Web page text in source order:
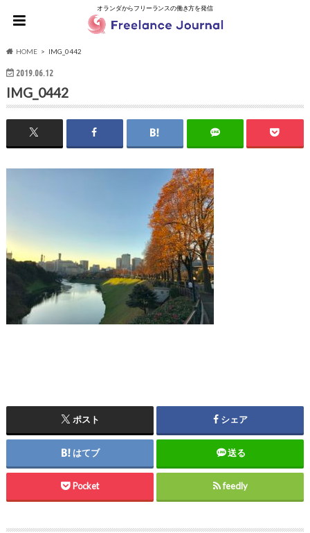
オランダからフリーランスの働き方を発信
HOME IMG_0442
2019.06.12
IMG_0442
ポスト シェア
はてブ 送る
Pocket feedly